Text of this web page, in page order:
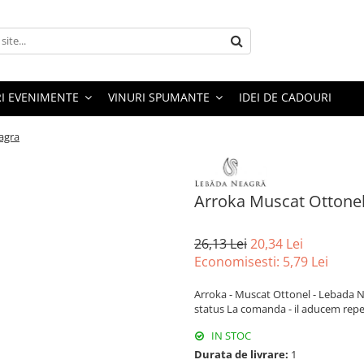
EVENIMENTE VINURI SPUMANTE IDEI DE CADOURI
Arroka Muscat
26,13 Lei20,34 Lei
Economisesti: 5,79 Lei
Arroka - Muscat Ottonel - Lebada
status La comanda - il aducem
IN STOC
Durata de livrare: 1